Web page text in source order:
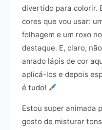
divertido para colorir.
cores que vou usar:
folhagem e um roxo
destaque. E, claro,
amado lápis de cor
aplicá-los e depois
é tudo!
Estou super animada
gosto de misturar